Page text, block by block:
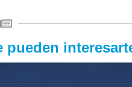
pueden